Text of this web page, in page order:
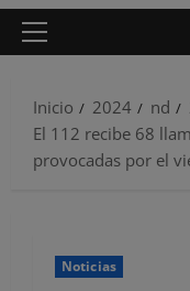
Menú
Inicio
2024 nd
El 112 recibe 68
provocadas por el
Noticias